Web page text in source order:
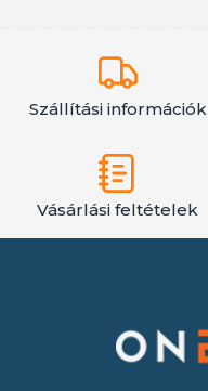
Szállítási információk
Vásárlási feltételek